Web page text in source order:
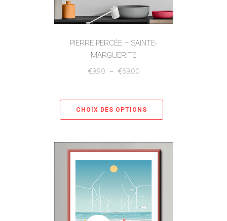
PIERRE PERCÉE – SAINTE-
MARGUERITE
€9.90 – €69.00
CHOIX DES OPTIONS